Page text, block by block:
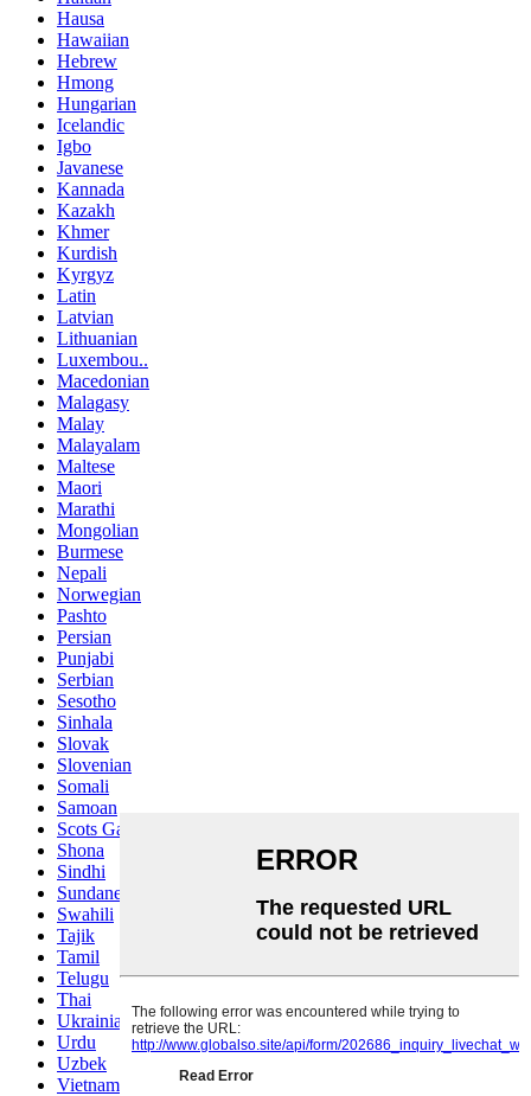
Hausa
Hawaiian
Hebrew
Hmong
Hungarian
Icelandic
Igbo
Javanese
Kannada
Kazakh
Khmer
Kurdish
Kyrgyz
Latin
Latvian
Lithuanian
Luxembou..
Macedonian
Malagasy
Malay
Malayalam
Maltese
Maori
Marathi
Mongolian
Burmese
Nepali
Norwegian
Pashto
Persian
Punjabi
Serbian
Sesotho
Sinhala
Slovak
Slovenian
Somali
Samoan
Scots Gaelic
Shona
Sindhi
Sundanese
Swahili
Tajik
Tamil
Telugu
Thai
Ukrainian
Urdu
Uzbek
Vietnamese